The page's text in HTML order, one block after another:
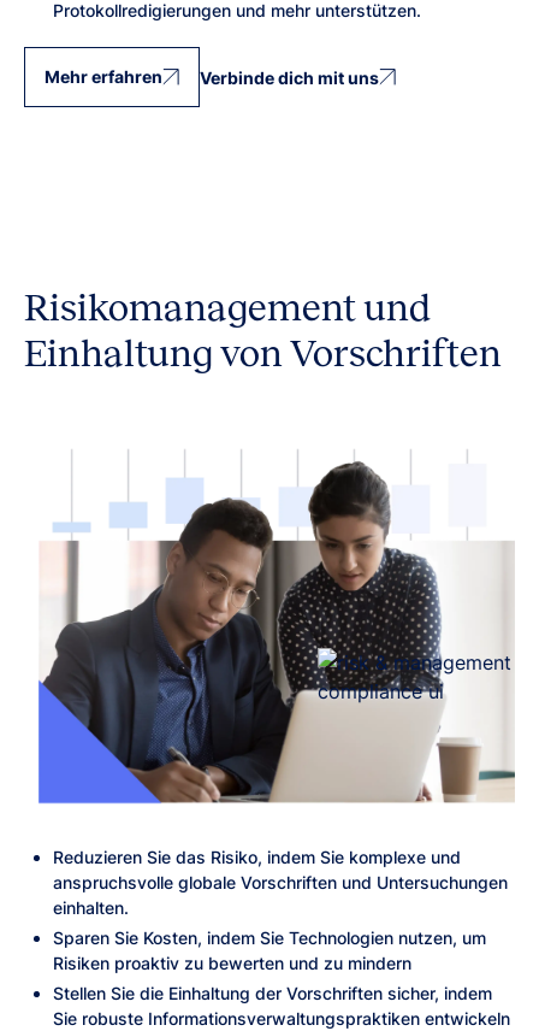
Protokollredigierungen und mehr unterstützen.
Mehr erfahren Verbinde dich mit uns
Risikomanagement und
Einhaltung von Vorschriften
Reduzieren Sie das Risiko, indem Sie komplexe und
anspruchsvolle globale Vorschriften und Untersuchungen
einhalten.
Sparen Sie Kosten, indem Sie Technologien nutzen, um
Risiken proaktiv zu bewerten und zu mindern
Stellen Sie die Einhaltung der Vorschriften sicher, indem
Sie robuste Informationsverwaltungspraktiken entwickeln